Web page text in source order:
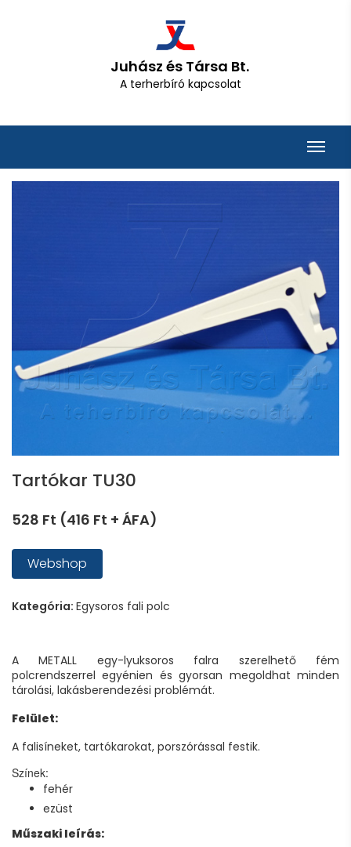
Juhász és Társa Bt.
A terherbíró kapcsolat
Tartókar TU30
528 Ft (416 Ft + ÁFA)
Webshop
Kategória: Egysoros fali polc
A METALL egy-lyuksoros falra szerelhető fém
polcrendszerrel egyénien és gyorsan megoldhat minden
tárolási, lakásberendezési problémát.
Felület:
A falisíneket, tartókarokat, porszórással festik.
Színek:
fehér
ezüst
Műszaki leírás: